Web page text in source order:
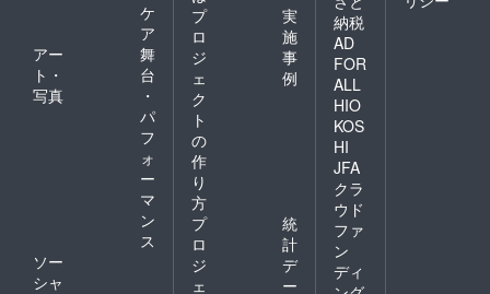
ケ
ア
アー
ト・
写真
舞
台
・
パ
フ
ォ
ー
マ
ン
ス
ソー
シャ
プ
ロ
ジ
ェ
ク
ト
の
作
り
方
実
施
事
例
プ
ロ
ジ
ェ
統
計
デ
ー
納税
AD
FOR
ALL
HIO
KOS
HI
JFA
クラ
ウド
ファ
ン
ディ